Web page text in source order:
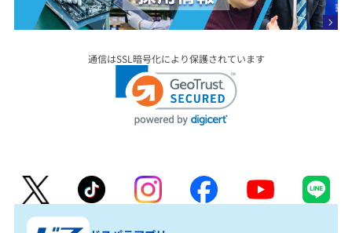
通信はSSL暗号化により保護されています